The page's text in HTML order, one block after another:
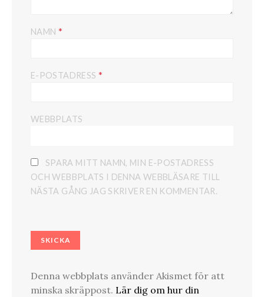
NAMN *
E-POSTADRESS *
WEBBPLATS
SPARA MITT NAMN, MIN E-POSTADRESS
OCH WEBBPLATS I DENNA WEBBLÄSARE TILL
NÄSTA GÅNG JAG SKRIVER EN KOMMENTAR.
Denna webbplats använder Akismet för att
minska skräppost. Lär dig om hur din